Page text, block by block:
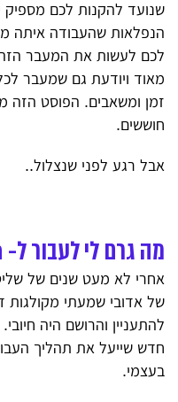
שנועד להקנות לכם מספיק
הנפלאות שהעבודה איתה
לכם לעשות את המעבר
מאוד ויודעת גם שמעבר
זמן ומשאבים. הפוסט הזה
חוששים.
אבל רגע לפני שנצלול..
מה גרם לי לעבור ל- Sketch
אחרי לא מעט שנים של
של אדובי שמעתי מקולגות
להתעניין והרושם היה
חדש שייעל את תהליך
בעצמי.